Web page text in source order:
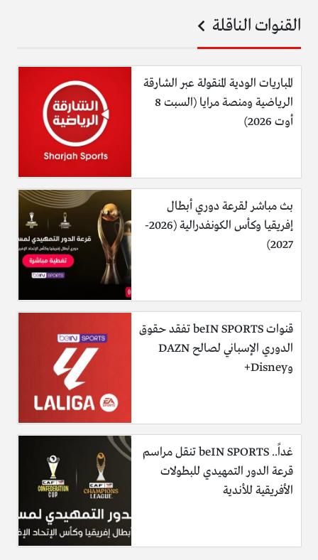
القنوات الناقلة
المباريات الودية المنقولة عبر الشارقة
الرياضية ومنصة مرايا (السبت 8
أوت 2026)
بث مباشر لقرعة دوري أبطال
إفريقيا وكأس الكونفدرالية (2026-
2027)
قنوات beIN SPORTS تفقد حقوق
الدوري الإسباني لصالح DAZN
وDisney+
غداً.. beIN SPORTS تنقل مراسم
قرعة الدور التمهيدي للبطولات
الأفريقية للأندية